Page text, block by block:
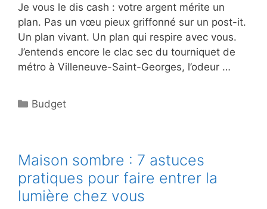
Je vous le dis cash : votre argent mérite un
plan. Pas un vœu pieux griffonné sur un post-it.
Un plan vivant. Un plan qui respire avec vous.
J’entends encore le clac sec du tourniquet de
métro à Villeneuve-Saint-Georges, l’odeur …
Catégories
Budget
Maison sombre : 7 astuces
pratiques pour faire entrer la
lumière chez vous